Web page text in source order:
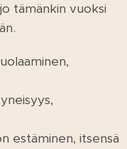
tämänkin vuoksi
estäminen, itsensä